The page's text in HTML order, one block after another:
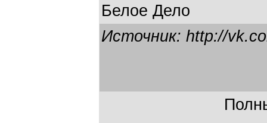
Белое Дело
Источник: http://